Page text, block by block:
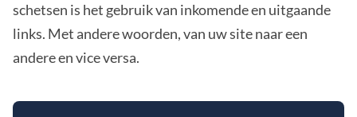
schetsen is het gebruik van inkomende en uitgaande
links. Met andere woorden, van uw site naar een
andere en vice versa.